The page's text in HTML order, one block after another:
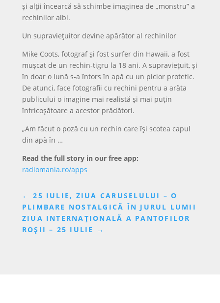
și alții încearcă să schimbe imaginea de „monstru” a
rechinilor albi.
Un supraviețuitor devine apărător al rechinilor
Mike Coots, fotograf și fost surfer din Hawaii, a fost
mușcat de un rechin-tigru la 18 ani. A supraviețuit, și
în doar o lună s-a întors în apă cu un picior protetic.
De atunci, face fotografii cu rechini pentru a arăta
publicului o imagine mai realistă și mai puțin
înfricoșătoare a acestor prădători.
„Am făcut o poză cu un rechin care își scotea capul
din apă în …
Read the full story in our free app:
radiomania.ro/apps
←25 IULIE, ZIUA CARUSELULUI – O
PLIMBARE NOSTALGICĂ ÎN JURUL LUMII
ZIUA INTERNAȚIONALĂ A PANTOFILOR
ROȘII – 25 IULIE
→